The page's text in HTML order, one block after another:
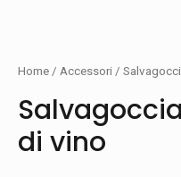
Home / Accessori /
di vino